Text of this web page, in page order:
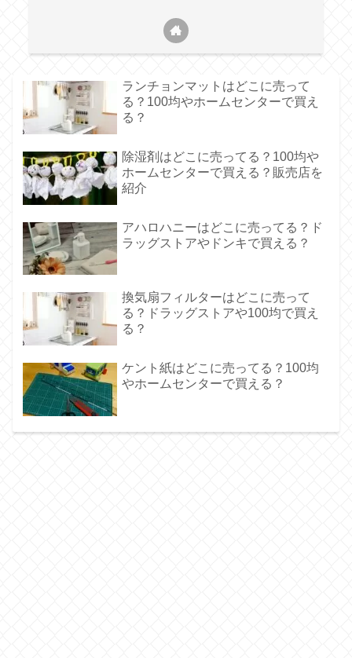
ランチョンマットはどこに売って
る？100均やホームセンターで買え
る？
除湿剤はどこに売ってる？100均や
ホームセンターで買える？販売店を
紹介
アハロハニーはどこに売ってる？ド
ラッグストアやドンキで買える？
換気扇フィルターはどこに売って
る？ドラッグストアや100均で買え
る？
ケント紙はどこに売ってる？100均
やホームセンターで買える？